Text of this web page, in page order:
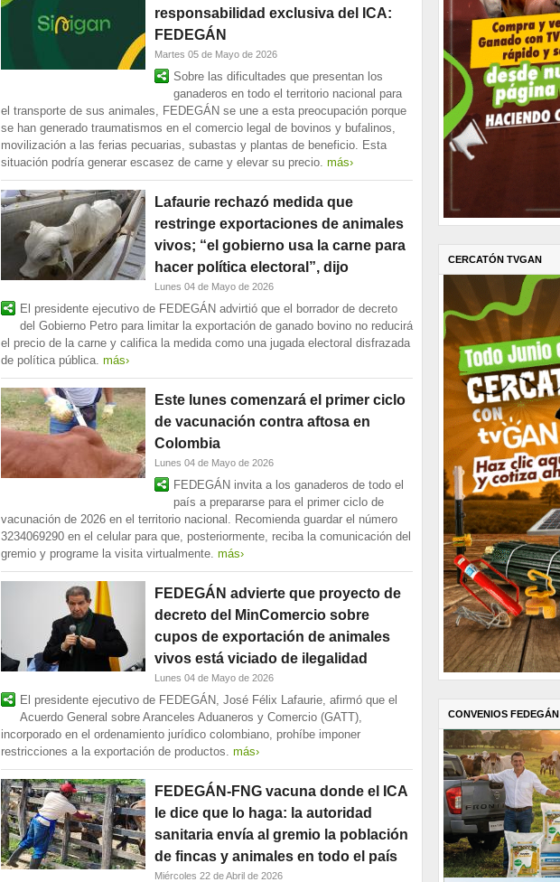
responsabilidad exclusiva del ICA:
FEDEGÁN
Martes 05 de Mayo de 2026
Sobre las dificultades que presentan los
ganaderos en todo el territorio nacional para
el transporte de sus animales, FEDEGÁN se une a esta preocupación porque
se han generado traumatismos en el comercio legal de bovinos y bufalinos,
movilización a las ferias pecuarias, subastas y plantas de beneficio. Esta
situación podría generar escasez de carne y elevar su precio. más›
Lafaurie rechazó medida que
restringe exportaciones de animales
vivos; “el gobierno usa la carne para
hacer política electoral”, dijo
Lunes 04 de Mayo de 2026
El presidente ejecutivo de FEDEGÁN advirtió que el borrador de decreto
del Gobierno Petro para limitar la exportación de ganado bovino no reducirá
el precio de la carne y califica la medida como una jugada electoral disfrazada
de política pública. más›
Este lunes comenzará el primer ciclo
de vacunación contra aftosa en
Colombia
Lunes 04 de Mayo de 2026
FEDEGÁN invita a los ganaderos de todo el
país a prepararse para el primer ciclo de
vacunación de 2026 en el territorio nacional. Recomienda guardar el número
3234069290 en el celular para que, posteriormente, reciba la comunicación del
gremio y programe la visita virtualmente. más›
FEDEGÁN advierte que proyecto de
decreto del MinComercio sobre
cupos de exportación de animales
vivos está viciado de ilegalidad
Lunes 04 de Mayo de 2026
El presidente ejecutivo de FEDEGÁN, José Félix Lafaurie, afirmó que el
Acuerdo General sobre Aranceles Aduaneros y Comercio (GATT),
incorporado en el ordenamiento jurídico colombiano, prohíbe imponer
restricciones a la exportación de productos. más›
FEDEGÁN-FNG vacuna donde el ICA
le dice que lo haga: la autoridad
sanitaria envía al gremio la población
de fincas y animales en todo el país
Miércoles 22 de Abril de 2026
CERCATÓN TVGAN
CONVENIOS FEDEGÁN